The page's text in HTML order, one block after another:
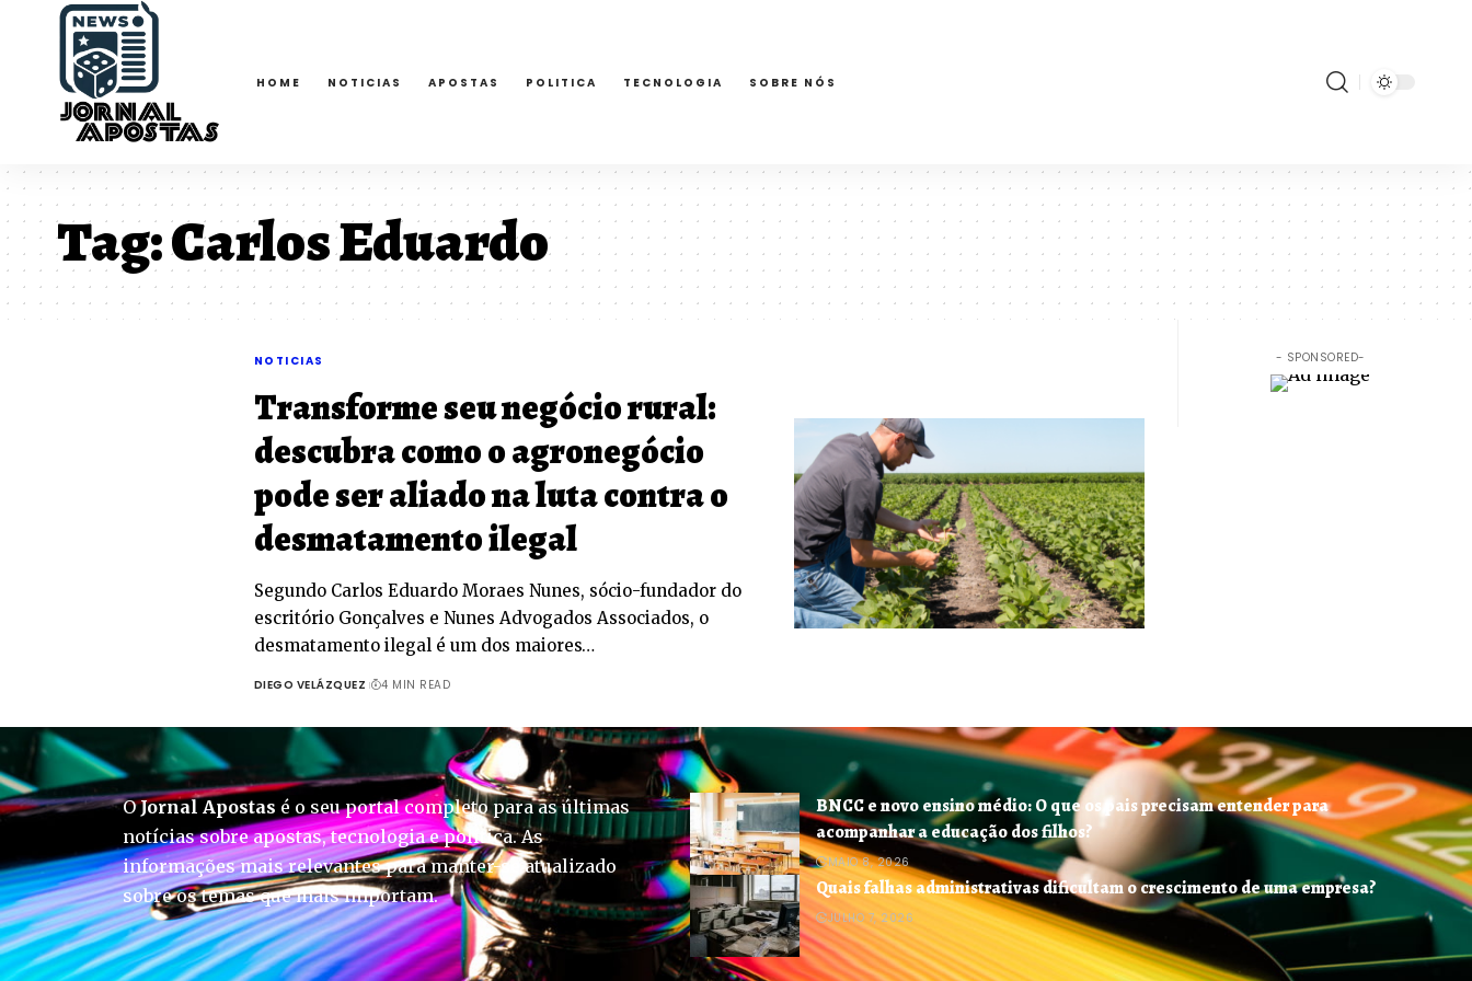
HOME NOTICIAS APOSTAS POLITICA TECNOLOGIA SOBRE NÓS
Tag:Carlos Eduardo
NOTICIAS
Transforme seu negócio rural:
descubra como o agronegócio
pode ser aliado na luta contra o
desmatamento ilegal
Segundo Carlos Eduardo Moraes Nunes, sócio-fundador do
escritório Gonçalves e Nunes Advogados Associados, o
desmatamento ilegal é um dos maiores…
DIEGO VELÁZQUEZ 4 MIN READ
- SPONSORED-
OJornal Apostas é o seu portal completo para as últimas
notícias sobre apostas, tecnologia e política. As
informações mais relevantes para manter-se atualizado
sobre os temas que mais importam.
BNCC e novo ensino médio: O que os pais precisam entender para
acompanhar a educação dos filhos?
MAIO 8, 2026
Quais falhas administrativas dificultam o crescimento de uma empresa?
JULHO 7, 2026